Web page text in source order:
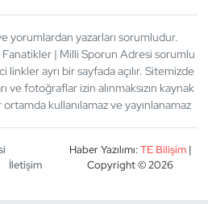
yorumlardan yazarları sorumludur.
| Milli Sporun Adresi sorumlu
ayrı bir sayfada açılır. Sitemizde
ve fotoğraflar izin alınmaksızın kaynak
kullanılamaz ve yayınlanamaz
İletişim
Haber Yazılımı:TE Bilişim|
Copyright © 2026